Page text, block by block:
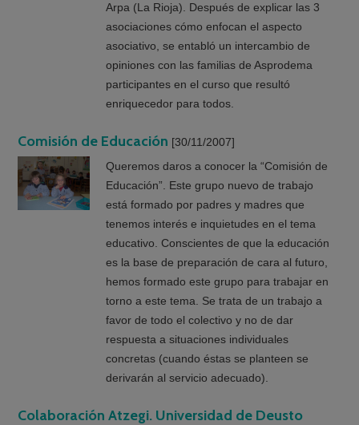
Arpa (La Rioja). Después de explicar las 3
asociaciones cómo enfocan el aspecto
asociativo, se entabló un intercambio de
opiniones con las familias de Asprodema
participantes en el curso que resultó
enriquecedor para todos.
Comisión de Educación [30/11/2007]
Queremos daros a conocer la “Comisión de
Educación”. Este grupo nuevo de trabajo
está formado por padres y madres que
tenemos interés e inquietudes en el tema
educativo. Conscientes de que la educación
es la base de preparación de cara al futuro,
hemos formado este grupo para trabajar en
torno a este tema. Se trata de un trabajo a
favor de todo el colectivo y no de dar
respuesta a situaciones individuales
concretas (cuando éstas se planteen se
derivarán al servicio adecuado).
Colaboración Atzegi. Universidad de Deusto